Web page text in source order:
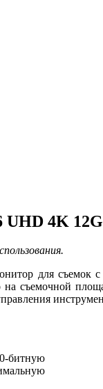
UHD 4K
для съемок с
съемочной
битную